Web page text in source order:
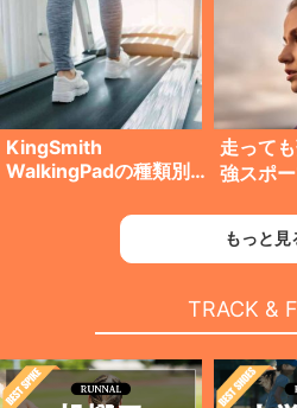
KingSmith
WalkingPadの種類別
選ぶのがおすすめ？？
走って
強スポ
年最新版
もっと見
TRACK &